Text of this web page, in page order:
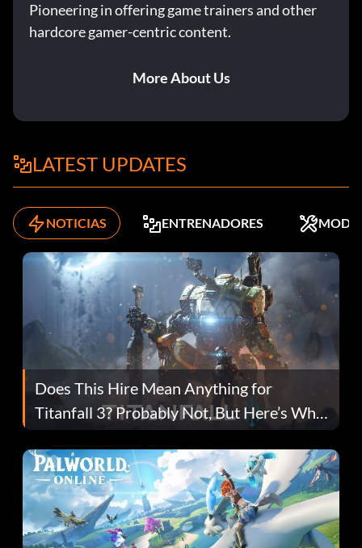
Pioneering in offering game trainers and other
hardcore gamer-centric content.
More About Us
LATEST UPDATES
NOTICIAS ENTRENADORES MODS
Does This Hire Mean Anything for
Titanfall 3? Probably Not, But Here’s Why
Fans Are Hopeful